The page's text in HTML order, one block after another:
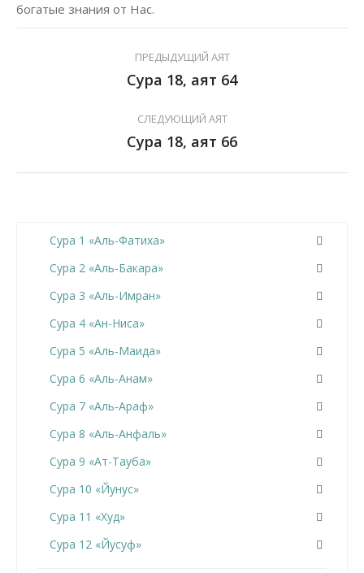
богатые знания от Нас.
ПРЕДЫДУЩИЙ АЯТ
Сура 18, аят 64
СЛЕДУЮЩИЙ АЯТ
Сура 18, аят 66
Сура 1 «Аль-Фатиха»
Сура 2 «Аль-Бакара»
Сура 3 «Аль-Имран»
Сура 4 «Ан-Ниса»
Сура 5 «Аль-Маида»
Сура 6 «Аль-Анам»
Сура 7 «Аль-Араф»
Сура 8 «Аль-Анфаль»
Сура 9 «Ат-Тауба»
Сура 10 «Йунус»
Сура 11 «Худ»
Сура 12 «Йусуф»